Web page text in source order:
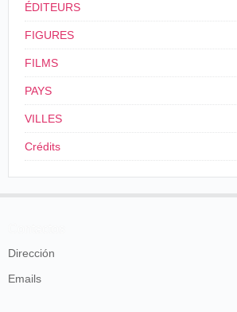
ÉDITEURS
FIGURES
FILMS
PAYS
VILLES
Crédits
Dirección
Emails